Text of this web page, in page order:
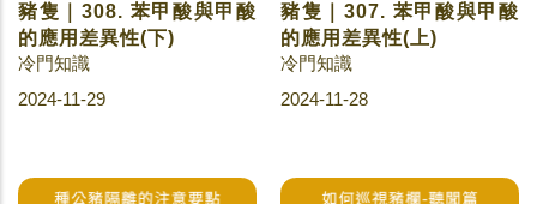
豬隻｜308. 苯甲酸與甲酸
的應用差異性(下)
冷門知識
2024-11-29
豬隻｜307. 苯甲酸與甲酸
的應用差異性(上)
冷門知識
2024-11-28